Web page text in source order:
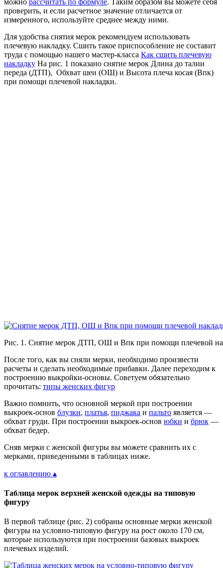
проверить, и если расчетное значение отличается от
измеренного, используйте среднее между ними.
Для удобства снятия мерок рекомендуем использовать
плечевую накладку. Сшить такое приспособление не составит
труда с помощью нашего мастер-класса Как сшить плечевую
накладку На рис. 1 показано снятие мерок Длина до талии
переда (ДТП), Обхват шеи (ОШ) и Высота плеча косая (Впк)
при помощи плечевой накладки.
Рис. 1. Снятие мерок ДТП, ОШ и Впк при помощи плечевой
После того, как вы сняли мерки, необходимо произвести
расчеты и сделать необходимые прибавки. Далее переходим к
построению выкройки-основы. Советуем обязательно
прочитать: типы женских фигур
Важно помнить, что основной меркой при построении
выкроек-основ блузки, платья, пиджака и пальто является —
обхват груди. При построении выкроек-основ юбки и брюк —
обхват бедер.
Сняв мерки с женской фигуры вы можете сравнить их с
мерками, приведенными в таблицах ниже.
к оглавлению ▴
Таблица мерок верхней женской одежды на типовую
фигуру
В первой таблице (рис. 2) собраны основные мерки женской
фигуры на условно-типовую фигуру на рост около 170 см,
которые используются при построении базовых выкроек
плечевых изделий.